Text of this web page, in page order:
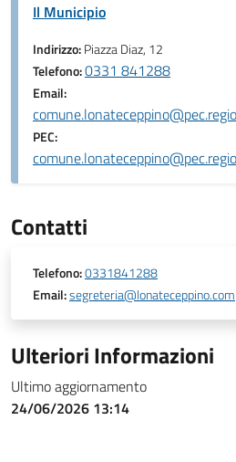
Il Municipio
Indirizzo:Piazza Diaz, 12
Telefono:0331 841288
Email:
PEC:
Contatti
Telefono:0331841288
Email:segreteria@lonateceppino.com
Ulteriori Informazioni
Ultimo aggiornamento
24/06/2026 13:14